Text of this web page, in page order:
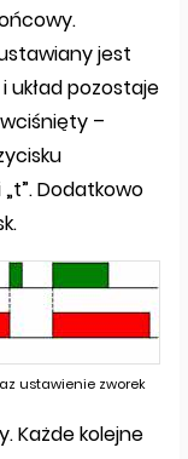
jest
układ pozostaje
–
Dodatkowo
ustawienie zworek
Każde kolejne